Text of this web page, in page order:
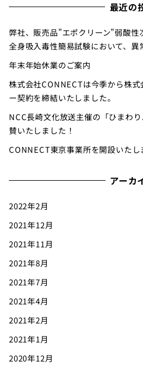
最近の
弊社、販売品”エポクリーン”弱酸
全身吸入毒性簡易試験において、異
年末年始休業のご案内
株式会社CONNECTは今季から株
ー契約を締結いたしました。
NCC長崎文化放送主催の「ひまわ
賛いたしました！
CONNECT東京事業所を開設いたし
アーカ
2022年2月
2021年12月
2021年11月
2021年8月
2021年7月
2021年4月
2021年2月
2021年1月
2020年12月